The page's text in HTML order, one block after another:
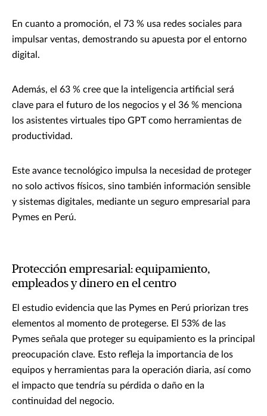
En cuanto a promoción, el 73 % usa redes sociales para
impulsar ventas, demostrando su apuesta por el entorno
digital.
Además, el 63 % cree que la inteligencia artificial será
clave para el futuro de los negocios y el 36 % menciona
los asistentes virtuales tipo GPT como herramientas de
productividad.
Este avance tecnológico impulsa la necesidad de proteger
no solo activos físicos, sino también información sensible
y sistemas digitales, mediante un seguro empresarial para
Pymes en Perú.
Protección empresarial: equipamiento,
empleados y dinero en el centro
El estudio evidencia que las Pymes en Perú priorizan tres
elementos al momento de protegerse. El 53% de las
Pymes señala que proteger su equipamiento es la principal
preocupación clave. Esto refleja la importancia de los
equipos y herramientas para la operación diaria, así como
el impacto que tendría su pérdida o daño en la
continuidad del negocio.